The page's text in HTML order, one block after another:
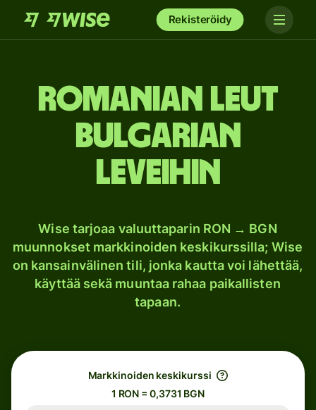
Rekisteröidy
Romanian leut
Bulgarian
leveihin
Wise tarjoaa valuuttaparin RON → BGN
muunnokset markkinoiden keskikurssilla; Wise
on kansainvälinen tili, jonka kautta voi lähettää,
käyttää sekä muuntaa rahaa paikallisten
tapaan.
Markkinoiden keskikurssi
1 RON = 0,3731 BGN